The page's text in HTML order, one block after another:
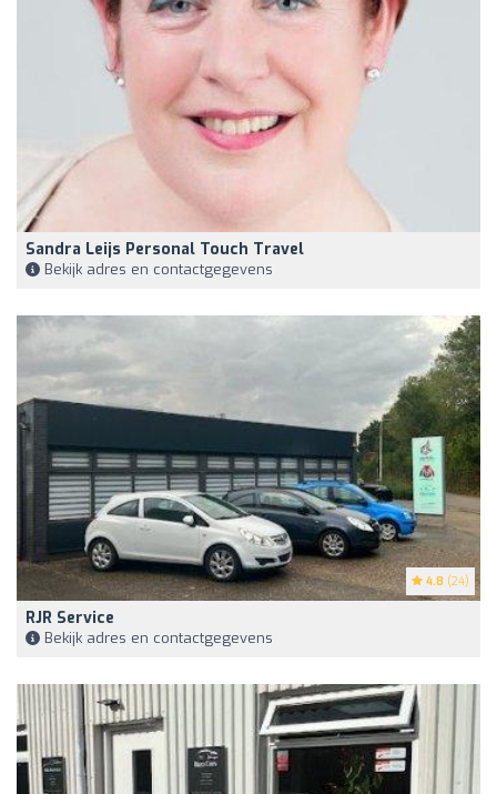
Sandra Leijs Personal Touch Travel
Bekijk adres en contactgegevens
4.8 (24)
RJR Service
Bekijk adres en contactgegevens